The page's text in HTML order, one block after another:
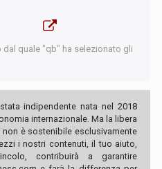
quale "qb" ha selezionato gli
indipendente nata nel 2018
internazionale. Ma la libera
è sostenibile esclusivamente
i nostri contenuti, il tuo aiuto,
contribuirà a garantire